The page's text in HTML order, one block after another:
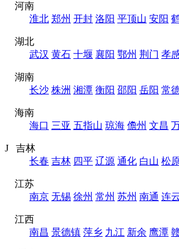
河南
淮北 郑州 开封 洛阳 平顶山 安阳
湖北
武汉 黄石 十堰 襄阳 鄂州 荆门 孝
湖南
长沙 株洲 湘潭 衡阳 邵阳 岳阳 常
海南
海口 三亚 五指山 琼海 儋州 文昌
J 吉林
长春 吉林 四平 辽源 通化 白山 松
江苏
南京 无锡 徐州 常州 苏州 南通 连
江西
南昌 景德镇 萍乡 九江 新余 鹰潭